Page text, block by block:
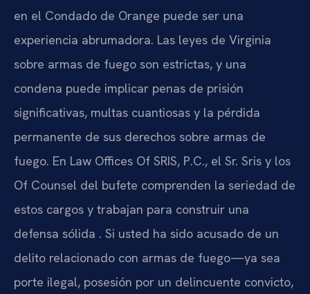
en el Condado de Orange puede ser una
experiencia abrumadora. Las leyes de Virginia
sobre armas de fuego son estrictas, y una
condena puede implicar penas de prisión
significativas, multas cuantiosas y la pérdida
permanente de sus derechos sobre armas de
fuego. En Law Offices Of SRIS, P.C., el Sr. Sris y los
Of Counsel del bufete comprenden la seriedad de
estos cargos y trabajan para construir una
defensa sólida . Si usted ha sido acusado de un
delito relacionado con armas de fuego—ya sea
porte ilegal, posesión por un delincuente convicto,